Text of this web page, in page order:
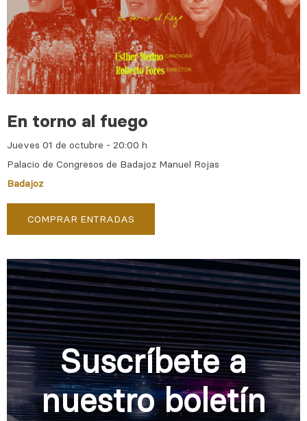
En torno al fuego
Jueves 01 de octubre - 20:00 h
Palacio de Congresos de Badajoz Manuel Rojas
Badajoz
COMPRAR ENTRADAS
Suscríbete a
nuestro boletín